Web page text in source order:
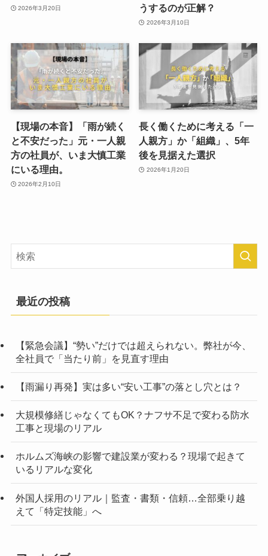
2026年3月20日
うするのが正解？
2026年3月10日
【現場の本音】「雨が続く
と不安だった」元・一人親
方の社員が、いま大慎工業
にいる理由。
2026年2月10日
長く働くために考える「一
人親方」か「組織」、5年
後を見据えた選択
2026年1月20日
最近の投稿
【緊急会議】“勢い”だけでは超えられない。弊社が今、
全社員で「当たり前」を見直す理由
【雨漏り再発】実は多い“安い工事”の落とし穴とは？
大規模修繕じゃなくてもOK？ナフサ不足で変わる防水
工事と現場のリアル
ホルムズ海峡の影響で建設業が変わる？現場で起きて
いるリアルな変化
外国人採用のリアル｜監査・書類・信頼…全部乗り越
えて「特定技能」へ